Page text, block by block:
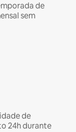
de
sem
de
24h durante